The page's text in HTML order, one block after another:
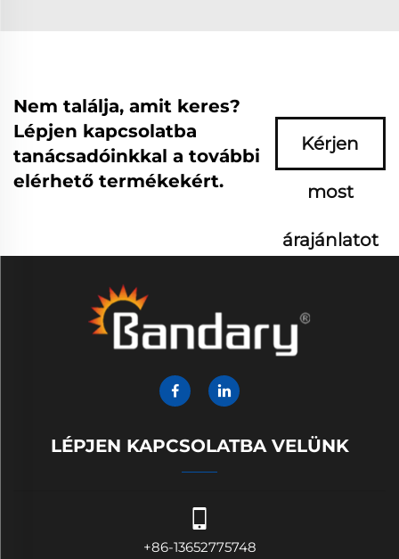
Nem találja, amit keres?
Lépjen kapcsolatba
tanácsadóinkkal a további
elérhető termékekért.
Kérjen
most
árajánlatot
LÉPJEN KAPCSOLATBA VELÜNK
+86-13652775748